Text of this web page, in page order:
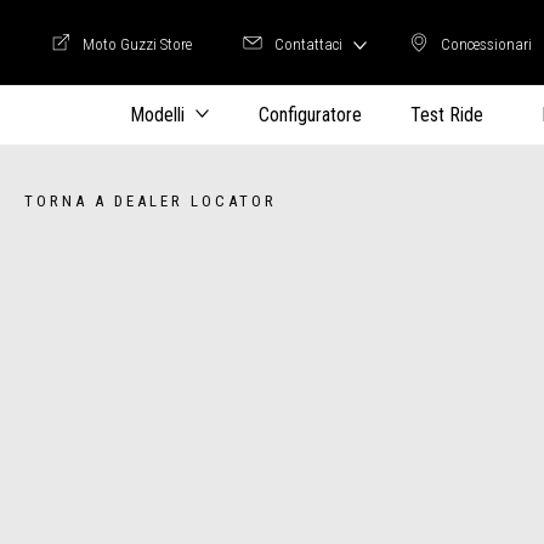
Concessionari
Moto Guzzi Store
Moto Guzzi Store Contattaci
Modelli Configuratore Test Ride
TORNA A DEALER LOCATOR